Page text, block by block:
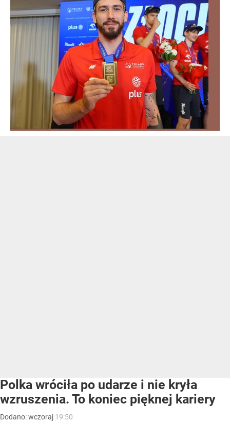
Polka wróciła po udarze i nie kryła
wzruszenia. To koniec pięknej kariery
Dodano:wczoraj 19:50